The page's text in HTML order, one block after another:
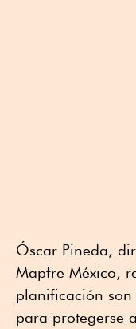
Óscar Pineda,
Mapfre México,
planificación son
para protegerse